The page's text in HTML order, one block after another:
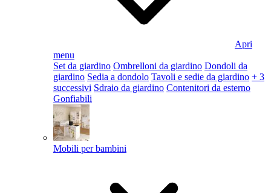
Apri
menu
Set da giardino Ombrelloni da giardino Dondoli da
giardino Sedia a dondolo Tavoli e sedie da giardino + 3
successivi Sdraio da giardino Contenitori da esterno
Gonfiabili
Mobili per bambini